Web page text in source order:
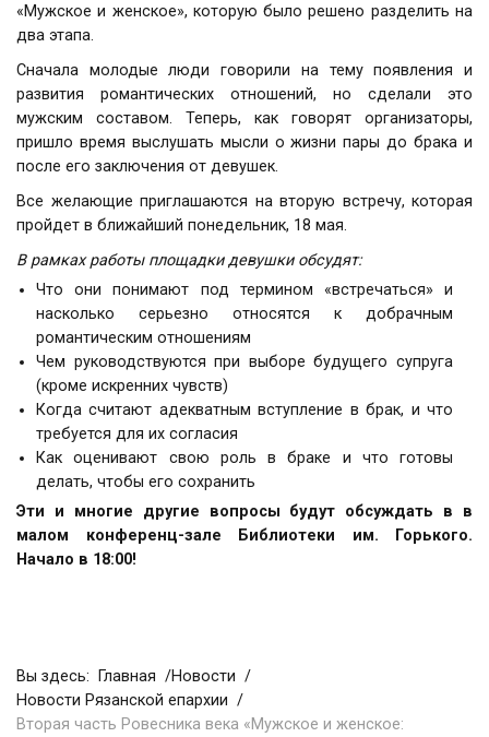
«Мужское и женское», которую было решено разделить на
два этапа.
Сначала молодые люди говорили на тему появления и
развития романтических отношений, но сделали это
мужским составом. Теперь, как говорят организаторы,
пришло время выслушать мысли о жизни пары до брака и
после его заключения от девушек.
Все желающие приглашаются на вторую встречу, которая
пройдет в ближайший понедельник, 18 мая.
В рамках работы площадки девушки обсудят:
Что они понимают под термином «встречаться» и
насколько серьезно относятся к добрачным
романтическим отношениям
Чем руководствуются при выборе будущего супруга
(кроме искренних чувств)
Когда считают адекватным вступление в брак, и что
требуется для их согласия
Как оценивают свою роль в браке и что готовы
делать, чтобы его сохранить
Эти и многие другие вопросы будут обсуждать в в
малом конференц-зале Библиотеки им. Горького.
Начало в 18:00!
Вы здесь: Главная
Новости
Новости Рязанской епархии
Вторая часть Ровесника века «Мужское и женское: